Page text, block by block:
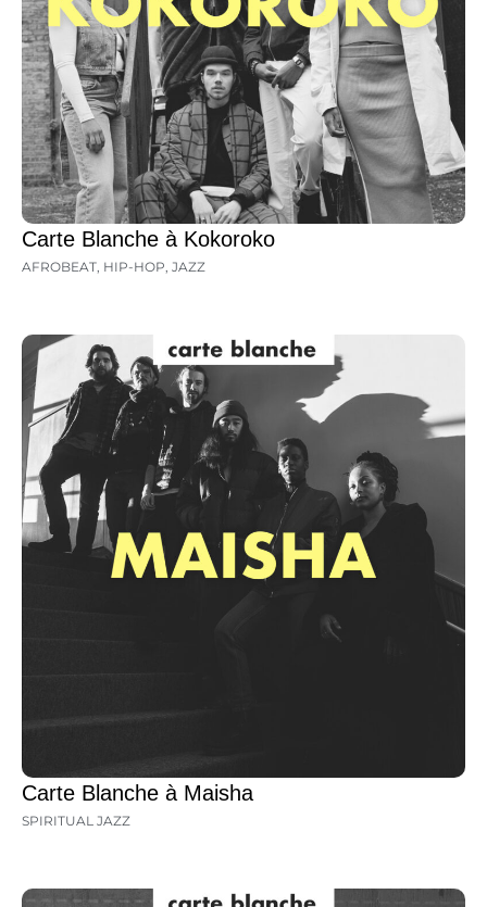
Carte Blanche à Kokoroko
AFROBEAT, HIP-HOP, JAZZ
Carte Blanche à Maisha
SPIRITUAL JAZZ